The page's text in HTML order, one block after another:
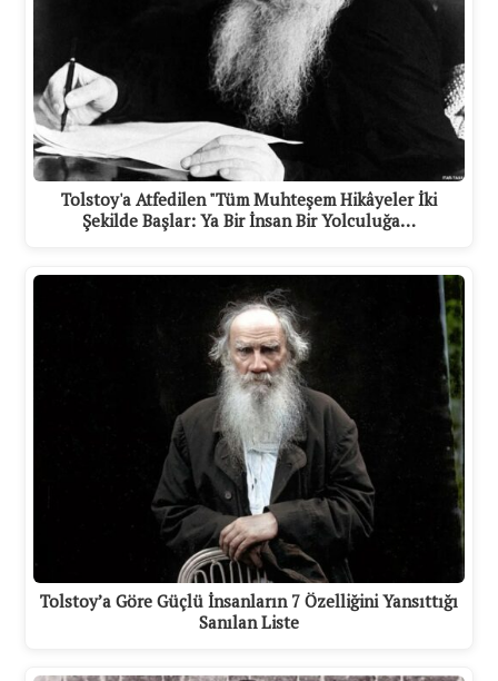
Tolstoy'a Atfedilen "Tüm Muhteşem Hikâyeler İki
Şekilde Başlar: Ya Bir İnsan Bir Yolculuğa…
Tolstoy’a Göre Güçlü İnsanların 7 Özelliğini Yansıttığı
Sanılan Liste